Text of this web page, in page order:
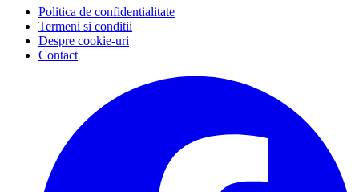
Politica de confidentialitate
Termeni si conditii
Despre cookie-uri
Contact